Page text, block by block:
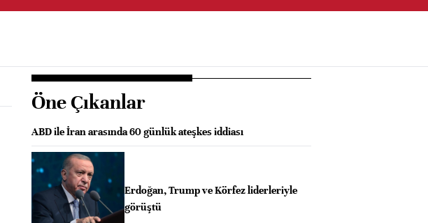
Öne Çıkanlar
ABD ile İran arasında 60 günlük ateşkes iddiası
Erdoğan, Trump ve Körfez liderleriyle
görüştü